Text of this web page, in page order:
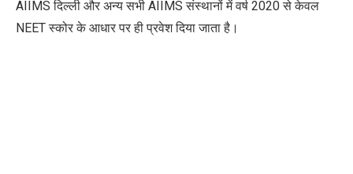
AIIMS दिल्ली और अन्य सभी AIIMS संस्थानों मेंवर्ष 2020 से केवल
NEET स्कोर के आधार पर ही प्रवेश दिया जाता है।